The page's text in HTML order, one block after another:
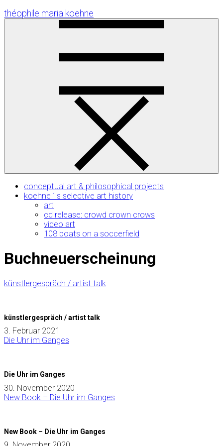
Skip
to
théophile maria koehne
conceptual art & philosophical projects
koehne ´ s selective art history
art
cd release: crowd crown crows
video art
108 boats on a soccerfield
Buchneuerscheinung
künstlergespräch / artist talk
künstlergespräch / artist talk
3. Februar 2021
Die Uhr im Ganges
Die Uhr im Ganges
30. November 2020
New Book – Die Uhr im Ganges
New Book – Die Uhr im Ganges